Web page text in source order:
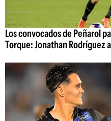
Los convocados de Peñarol
Torque: Jonathan Rodríguez